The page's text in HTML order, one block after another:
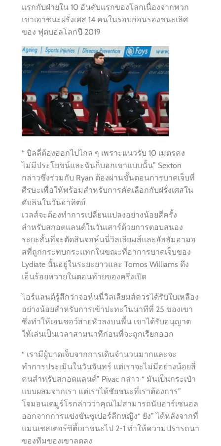
แรกกับฝ่ายใน 10 อันดับแรกของโลกเนื่องจากพวก
เขาเอาชนะฝรั่งเศส 14 คนในรอบก่อนรองชนะเลิศ
ของ ฟุตบอลโลกปี 2019
“ บิลลี่ต้องออกไปไกล ๆ เพราะแนวรับ 10 เมตรคง
ไม่มีประโยชน์และฉันก็บอกเขาแบบนั้น” Sexton
กล่าวซึ่งร่วมกับ Ryan ต้องผ่านขั้นตอนการบาดเจ็บที่
ศีรษะเพื่อให้พร้อมสำหรับการคัดเลือกกับฝรั่งเศสใน
ดับลินในวันอาทิตย์
เวลส์จะต้องทำการเปลี่ยนแปลงอย่างน้อยสี่ครั้ง
สำหรับสกอตแลนด์ในวันเสาร์ด้วยการตอบสนอง
ระยะสั้นที่จะตัดสินจอห์นนี่วิลเลียมส์และฮัลลัมอามอ
สที่ถูกกระทบกระแทกในขณะที่อาการบาดเจ็บของ
Lydiate นั้นอยู่ในระยะยาวและ Tomos Williams ดึง
เอ็นร้อยหวายในตอนท้ายของครึ่งเปิด
ไอร์แลนด์รู้สึกว่าจอห์นนี่วิลเลียมส์ควรได้รับใบเหลือง
อย่างน้อยสำหรับการเข้าปะทะในนาทีที่ 25 ของเขา
ซึ่งทำให้เฮนชอว์ส่ายหัวลงบนพื้น เขาได้รับอนุญาต
ให้เล่นเป็นเวลาสามนาทีก่อนที่จะถูกเรียกออก
“ เรามีผู้บาดเจ็บจากการเดินจำนวนมากและจะ
ทำการประเมินในวันจันทร์ แต่เราจะไม่มีอย่างน้อยสี่
คนสำหรับสกอตแลนด์” Pivac กล่าว “ มันเป็นกระเป๋า
แบบผสมจากเรา แต่เราได้ชัยชนะที่เราต้องการ”
โจมอนเตมูร์โรกล่าวว่าคุณไม่สามารถนับอาร์เซนอล
ออกจากการแข่งขันซูเปอร์ลีกหญิง“ ยัง” ได้หลังจากที่
แมนเชสเตอร์ซิตี้เอาชนะไป 2-1 ทำให้ความปรารถนา
ของทีมของเขาลดลง